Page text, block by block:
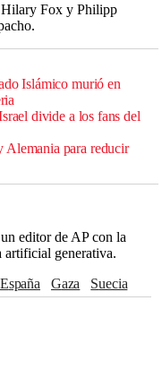
Hilary Fox y Philipp
Islámico murió en
divide a los fans del
Alemania para reducir
editor de AP con la
artificial generativa.
España Gaza
Suecia